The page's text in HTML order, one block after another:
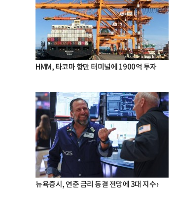
HMM, 타코마 항만 터미널에 1900억 투자
뉴욕증시, 연준 금리 동결 전망에 3대 지수↑